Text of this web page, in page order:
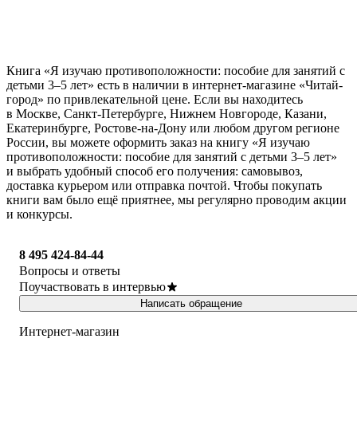
Книга «Я изучаю противоположности: пособие для занятий с
детьми 3–5 лет» есть в наличии в интернет-магазине «Читай-
город» по привлекательной цене. Если вы находитесь
в Москве, Санкт-Петербурге, Нижнем Новгороде, Казани,
Екатеринбурге, Ростове-на-Дону или любом другом регионе
России, вы можете оформить заказ на книгу «Я изучаю
противоположности: пособие для занятий с детьми 3–5 лет»
и выбрать удобный способ его получения: самовывоз,
доставка курьером или отправка почтой. Чтобы покупать
книги вам было ещё приятнее, мы регулярно проводим акции
и конкурсы.
8 495 424-84-44
Вопросы и ответы
Поучаствовать в интервью
Написать обращение
Интернет-магазин